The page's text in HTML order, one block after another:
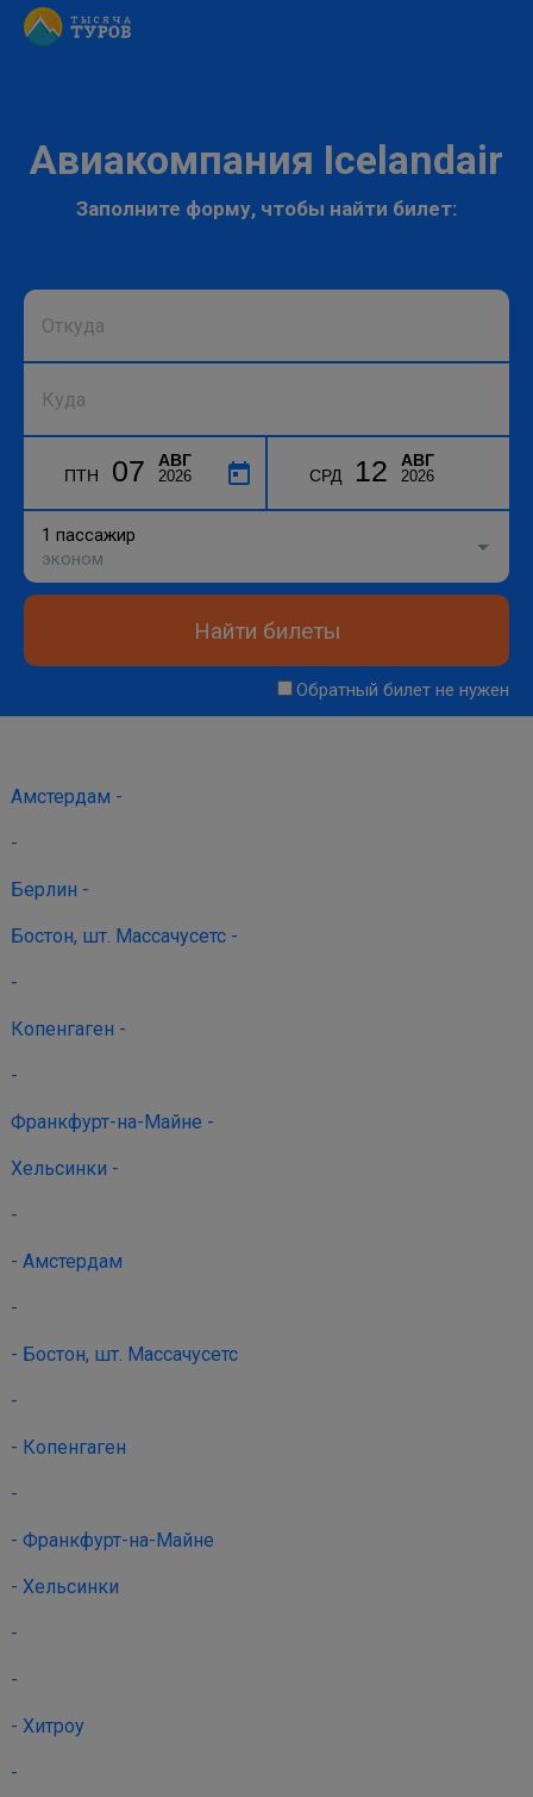
Авиакомпания Icelandair
Заполните форму, чтобы найти билет:
ПТН 07 АВГ
2026 СРД 12 АВГ
2026
1 пассажир
эконом
Найти билеты
Обратный билет не нужен
Амстердам -
-
Берлин -
Бостон, шт. Массачусетс -
-
Копенгаген -
-
Франкфурт-на-Майне -
Хельсинки -
-
- Амстердам
-
- Бостон, шт. Массачусетс
-
- Копенгаген
-
- Франкфурт-на-Майне
- Хельсинки
-
-
- Хитроу
-